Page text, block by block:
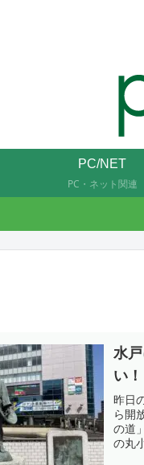
PC/NET
PC・ネット関連
水
い
昨日
ら開
の道
の丸